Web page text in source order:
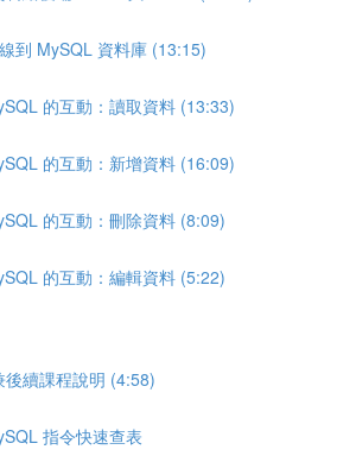
到 MySQL 資料庫 (13:15)
的互動：讀取資料 (13:33)
的互動：新增資料 (16:09)
的互動：刪除資料 (8:09)
的互動：編輯資料 (5:22)
後續課程說明 (4:58)
指令快速查表